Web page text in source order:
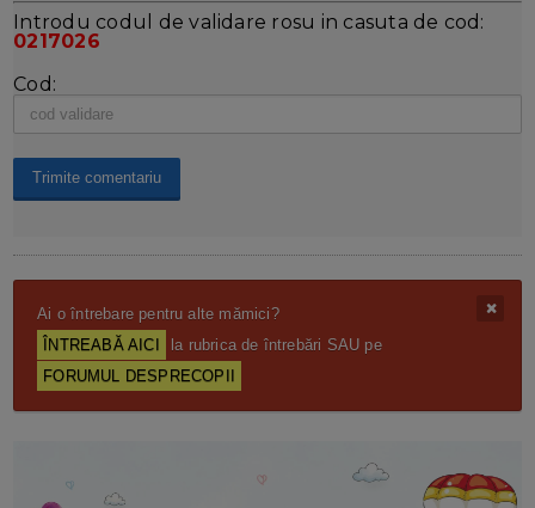
Introdu codul de validare rosu in casuta de cod:
0217026
Cod:
Ai o întrebare pentru alte mămici?
ÎNTREABĂ AICI
la rubrica de întrebări SAU pe
FORUMUL DESPRECOPII